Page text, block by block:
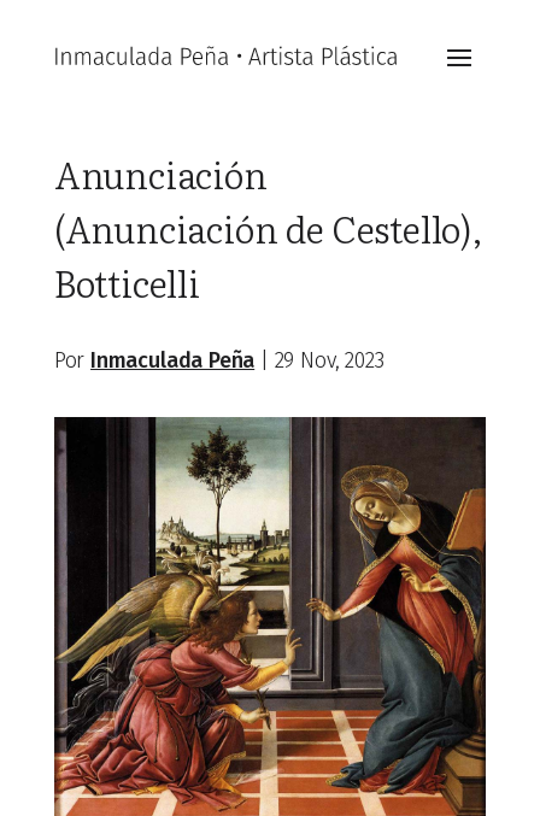
Anunciación
(Anunciación de Cestello),
Botticelli
Por Inmaculada Peña 29 Nov, 2023